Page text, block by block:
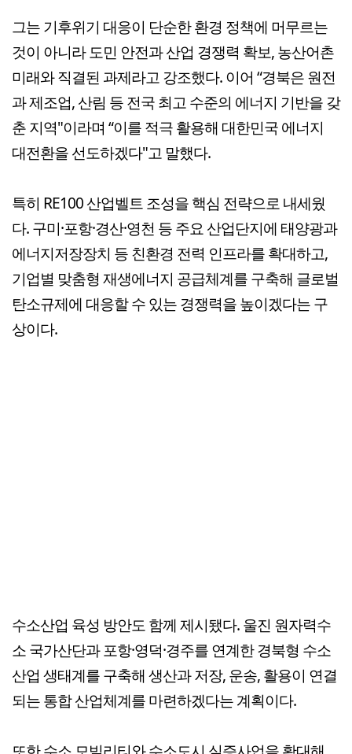
그는 기후위기 대응이 단순한 환경 정책에 머무르는
것이 아니라 도민 안전과 산업 경쟁력 확보, 농산어촌
미래와 직결된 과제라고 강조했다. 이어 “경북은 원전
과 제조업, 산림 등 전국 최고 수준의 에너지 기반을 갖
춘 지역"이라며 “이를 적극 활용해 대한민국 에너지
대전환을 선도하겠다"고 말했다.
특히 RE100 산업벨트 조성을 핵심 전략으로 내세웠
다. 구미·포항·경산·영천 등 주요 산업단지에 태양광과
에너지저장장치 등 친환경 전력 인프라를 확대하고,
기업별 맞춤형 재생에너지 공급체계를 구축해 글로벌
탄소규제에 대응할 수 있는 경쟁력을 높이겠다는 구
상이다.
수소산업 육성 방안도 함께 제시됐다. 울진 원자력수
소 국가산단과 포항·영덕·경주를 연계한 경북형 수소
산업 생태계를 구축해 생산과 저장, 운송, 활용이 연결
되는 통합 산업체계를 마련하겠다는 계획이다.